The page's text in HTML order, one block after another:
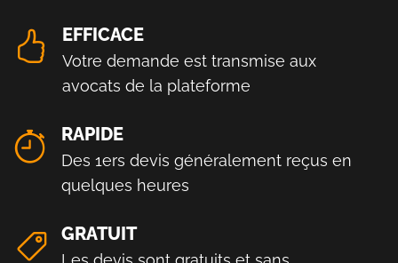
EFFICACE
Votre demande est transmise aux
avocats de la plateforme
RAPIDE
Des 1ers devis généralement reçus en
quelques heures
GRATUIT